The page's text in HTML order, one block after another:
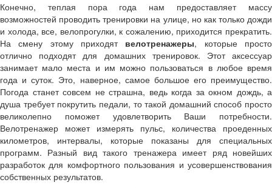
Конечно, теплая пора года нам предоставляет массу
возможностей проводить тренировки на улице, но как только дожди
и холода, все, велопрогулки, к сожалению, приходится прекратить.
На смену этому приходят велотренажеры, которые просто
отлично подходят для домашних тренировок. Этот аксессуар
занимает мало места и им можно пользоваться в любое время
года и суток. Это, наверное, самое большое его преимущество.
Погода станет совсем не страшна, ведь когда за окном дождь, а
душа требует покрутить педали, то такой домашний способ просто
великолепно поможет удовлетворить Ваши потребности.
Велотренажер может измерять пульс, количества проеденных
километров, интервалы, которые показаны для специальных
программ. Разный вид такого тренажера имеет ряд новейших
разработок для комфортного пользования и усовершенствования
собственных результатов.